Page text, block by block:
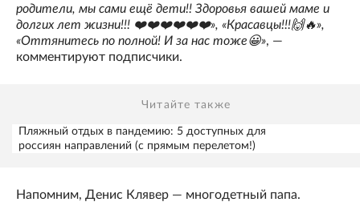
родители, мы сами ещё дети!! Здоровья вашей маме и
долгих лет жизни!!! ❤️❤️❤️❤️❤️❤️», «Красавцы!!!🙌🔥»,
«Оттянитесь по полной! И за нас тоже😀», —
комментируют подписчики.
Читайте также
Пляжный отдых в пандемию: 5 доступных для
россиян направлений (с прямым перелетом!)
Напомним, Денис Клявер — многодетный папа.